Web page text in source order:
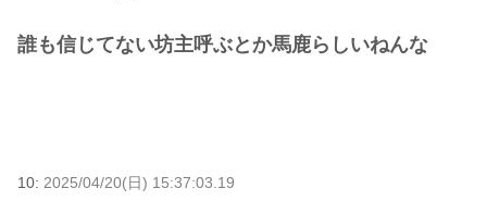
誰も信じてない坊主呼ぶとか馬鹿らしいねんな
10: 2025/04/20(日) 15:37:03.19